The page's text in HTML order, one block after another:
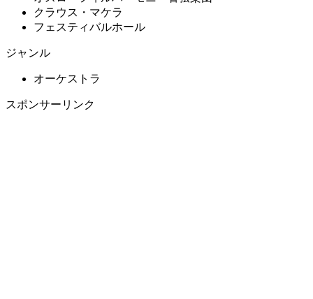
クラウス・マケラ
フェスティバルホール
ジャンル
オーケストラ
スポンサーリンク